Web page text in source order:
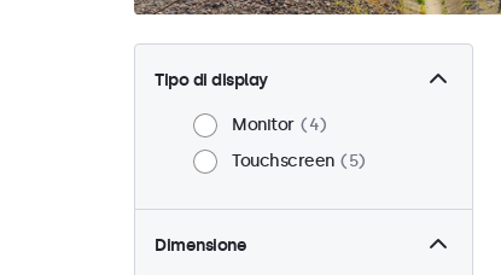
Tipo di display
Monitor
4
Touchscreen
5
Dimensione